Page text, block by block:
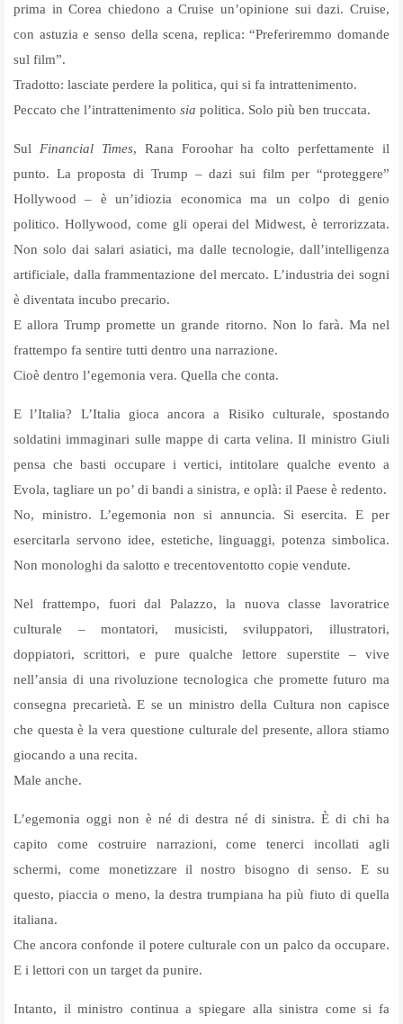
prima in Corea chiedono a Cruise un’opinione sui dazi. Cruise,
con astuzia e senso della scena, replica: “Preferiremmo domande
sul film”.
Tradotto: lasciate perdere la politica, qui si fa intrattenimento.
Peccato che l’intrattenimento sia politica. Solo più ben truccata.
Sul Financial Times, Rana Foroohar ha colto perfettamente il
punto. La proposta di Trump – dazi sui film per “proteggere”
Hollywood – è un’idiozia economica ma un colpo di genio
politico. Hollywood, come gli operai del Midwest, è terrorizzata.
Non solo dai salari asiatici, ma dalle tecnologie, dall’intelligenza
artificiale, dalla frammentazione del mercato. L’industria dei sogni
è diventata incubo precario.
E allora Trump promette un grande ritorno. Non lo farà. Ma nel
frattempo fa sentire tutti dentro una narrazione.
Cioè dentro l’egemonia vera. Quella che conta.
E l’Italia? L’Italia gioca ancora a Risiko culturale, spostando
soldatini immaginari sulle mappe di carta velina. Il ministro Giuli
pensa che basti occupare i vertici, intitolare qualche evento a
Evola, tagliare un po’ di bandi a sinistra, e oplà: il Paese è redento.
No, ministro. L’egemonia non si annuncia. Si esercita. E per
esercitarla servono idee, estetiche, linguaggi, potenza simbolica.
Non monologhi da salotto e trecentoventotto copie vendute.
Nel frattempo, fuori dal Palazzo, la nuova classe lavoratrice
culturale – montatori, musicisti, sviluppatori, illustratori,
doppiatori, scrittori, e pure qualche lettore superstite – vive
nell’ansia di una rivoluzione tecnologica che promette futuro ma
consegna precarietà. E se un ministro della Cultura non capisce
che questa è la vera questione culturale del presente, allora stiamo
giocando a una recita.
Male anche.
L’egemonia oggi non è né di destra né di sinistra. È di chi ha
capito come costruire narrazioni, come tenerci incollati agli
schermi, come monetizzare il nostro bisogno di senso. E su
questo, piaccia o meno, la destra trumpiana ha più fiuto di quella
italiana.
Che ancora confonde il potere culturale con un palco da occupare.
E i lettori con un target da punire.
Intanto, il ministro continua a spiegare alla sinistra come si fa